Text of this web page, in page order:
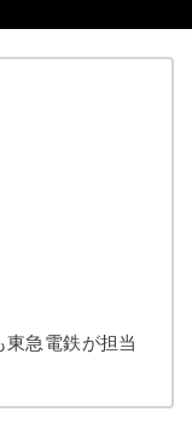
急電鉄が担当